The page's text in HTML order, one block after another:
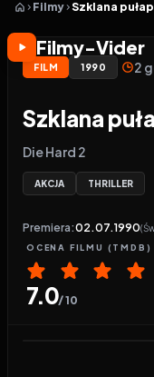
Filmy-Vider
Filmy Szklana
FILM 1990 2
Szklana
Die Hard 2
AKCJA THRILLER
Premiera:02.07.1990
OCENA FILMU (TMDB)
7.0/ 10